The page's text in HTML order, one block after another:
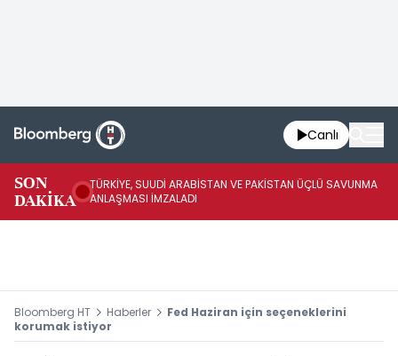
Canlı
SON
DAKİKA
TÜRKİYE, SUUDİ ARABİSTAN VE PAKİSTAN ÜÇLÜ SAVUNMA
ANLAŞMASI İMZALADI
Bloomberg HT Haberler
Fed Haziran için seçeneklerini
korumak istiyor